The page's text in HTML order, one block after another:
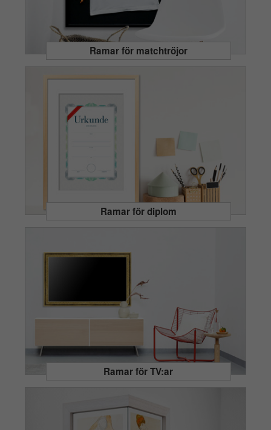
Ramar för matchtröjor
Ramar för diplom
Ramar för TV:ar